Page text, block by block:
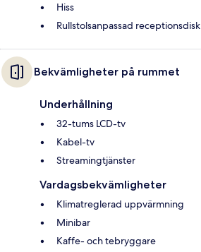
Hiss
Rullstolsanpassad receptionsdisk
Bekvämligheter på rummet
Underhållning
32-tums LCD-tv
Kabel-tv
Streamingtjänster
Vardagsbekvämligheter
Klimatreglerad uppvärmning
Minibar
Kaffe- och tebryggare